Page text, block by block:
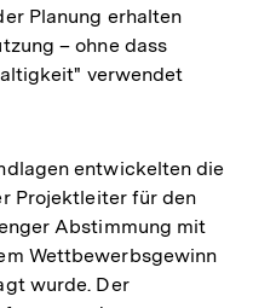
Planung erhalten
– ohne dass
verwendet
entwickelten die
Projektleiter für den
Abstimmung mit
Wettbewerbsgewinn
wurde. Der